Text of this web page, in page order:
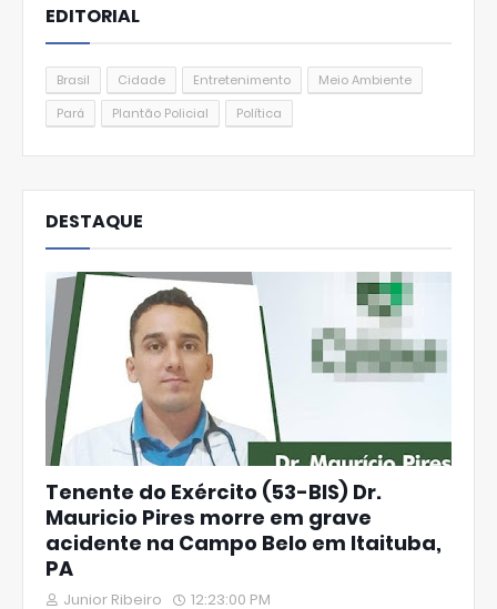
EDITORIAL
Brasil Cidade Entretenimento
Meio Ambiente
Pará
Plantão Policial Política
DESTAQUE
Tenente do Exército (53-BIS) Dr.
Mauricio Pires morre em grave
acidente na Campo Belo em Itaituba,
PA
Junior Ribeiro 12:23:00 PM